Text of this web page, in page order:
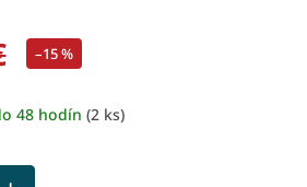
–15 %
48 hodín (2 ks)